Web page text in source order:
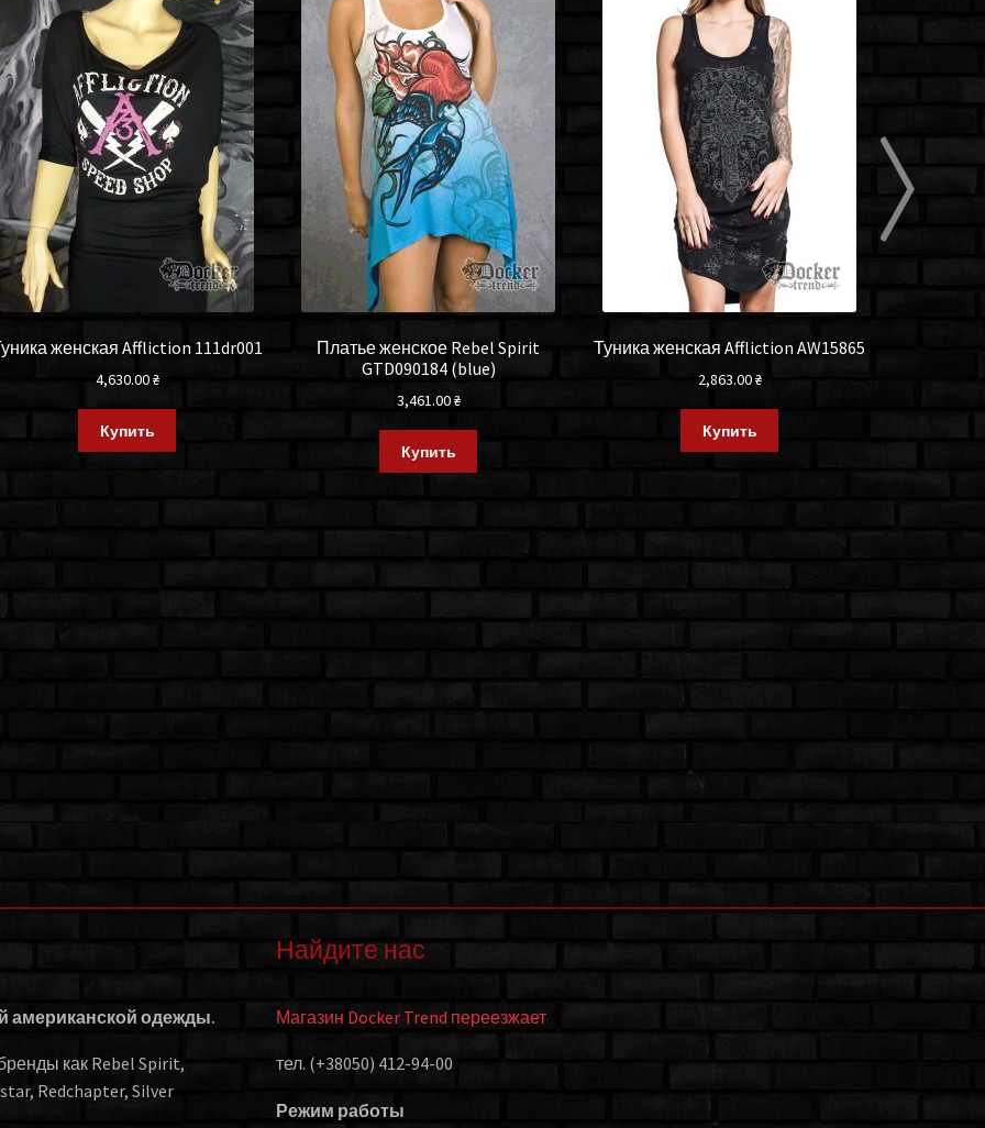
женская Affliction 111dr001
4,630.00₴
Купить
Платье женское Rebel Spirit
GTD090184 (blue)
3,461.00₴
Купить
Туника женская Affliction AW15865
2,863.00₴
Купить
американской одежды.
как Rebel Spirit,
Redchapter, Silver
Найдите нас
Магазин Docker Trend переезжает
тел. (+38050) 412-94-00
Режим работы